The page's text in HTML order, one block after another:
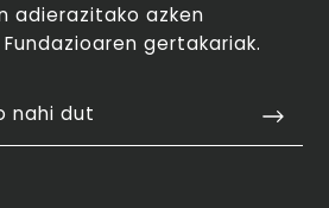
adierazitako azken
gertakariak.
nahi dut